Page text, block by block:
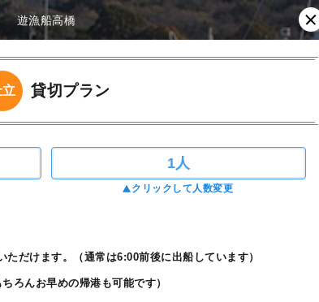
遊漁船高橋
貸切プラン
1人
クリックして人数変更
だけます。（通常は6:00前後に出船しています）
ろんお早めの帰港も可能です）